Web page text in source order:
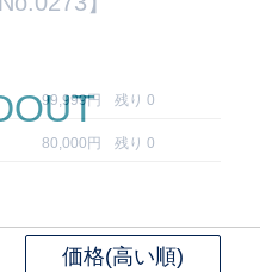
99,999円 残り 0
80,000円 残り 0
価格(高い順)